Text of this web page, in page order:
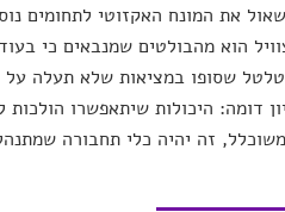
את המונח האקזוטי לתחומים
שסופו במציאות שלא תעלה
דומה: היכולות שיתאפשרו
זה יהיה כלי תחבורה